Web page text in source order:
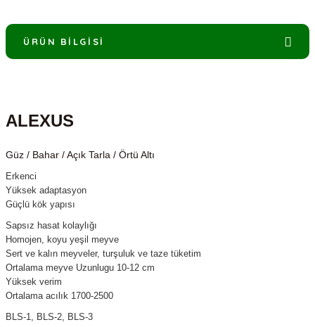
ÜRÜN BILGISI
ALEXUS
Güz / Bahar / Açık Tarla / Örtü Altı
Erkenci
Yüksek adaptasyon
Güçlü kök yapısı
Sapsız hasat kolaylığı
Homojen, koyu yeşil meyve
Sert ve kalın meyveler, turşuluk ve taze tüketim
Ortalama meyve Uzunlugu 10-12 cm
Yüksek verim
Ortalama acılık 1700-2500
BLS-1, BLS-2, BLS-3